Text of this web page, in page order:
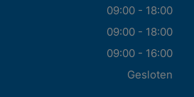
09:00 - 18:00
09:00 - 18:00
09:00 - 16:00
Gesloten